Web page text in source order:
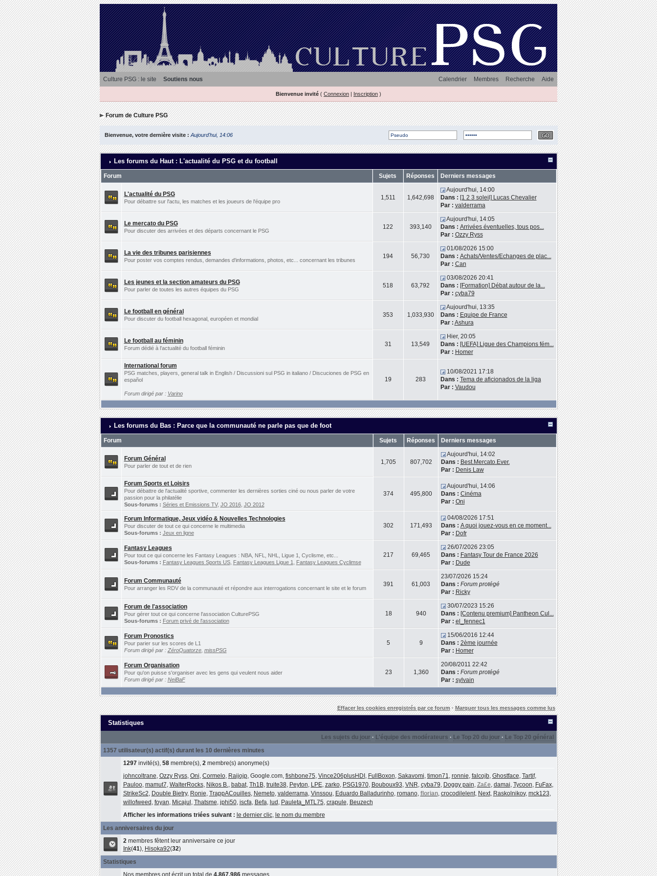
Culture PSG : le site Soutiens nous Aide
Recherche
Membres
Calendrier
Bienvenue invité ( Connexion | Inscription )
Forum de Culture PSG
Bienvenue, votre dernière visite : Aujourd'hui, 14:06
Les forums du Haut : L'actualité du PSG et du football
Forum Sujets Réponses Derniers messages
L'actualité du PSG
Pour débattre sur l'actu, les matches et les joueurs de l'équipe pro
1,511 1,642,698
Aujourd'hui, 14:00
Dans : [1 2 3 soleil] Lucas Chevalier
Par : valderrama
Le mercato du PSG
Pour discuter des arrivées et des départs concernant le PSG
122 393,140
Aujourd'hui, 14:05
Dans : Arrivées éventuelles, tous pos...
Par : Ozzy Ryss
La vie des tribunes parisiennes
Pour poster vos comptes rendus, demandes d'informations, photos, etc... concernant les tribunes
194 56,730
01/08/2026 15:00
Dans : Achats/Ventes/Echanges de plac...
Par : Can
Les jeunes et la section amateurs du PSG
Pour parler de toutes les autres équipes du PSG
518 63,792
03/08/2026 20:41
Dans : [Formation] Débat autour de la...
Par : cyba79
Le football en général
Pour discuter du football hexagonal, européen et mondial
353 1,033,930
Aujourd'hui, 13:35
Dans : Equipe de France
Par : Ashura
Le football au féminin
Forum dédié à l'actualité du football féminin
31 13,549
Hier, 20:05
Dans : [UEFA] Ligue des Champions fém...
Par : Homer
International forum
PSG matches, players, general talk in English / Discussioni sul PSG in italiano / Discuciones de PSG en
español
Forum dirigé par : Varino
19 283
10/08/2021 17:18
Dans : Tema de aficionados de la liga
Par : Vaudou
Les forums du Bas : Parce que la communauté ne parle pas que de foot
Forum Sujets Réponses Derniers messages
Forum Général
Pour parler de tout et de rien
1,705 807,702
Aujourd'hui, 14:02
Dans : Best.Mercato.Ever.
Par : Denis Law
Forum Sports et Loisirs
Pour débattre de l'actualité sportive, commenter les dernières sorties ciné ou nous parler de votre
passion pour la philatélie
Sous-forums : Séries et Emissions TV, JO 2016, JO 2012
374 495,800
Aujourd'hui, 14:06
Dans : Cinéma
Par : Oni
Forum Informatique, Jeux vidéo & Nouvelles Technologies
Pour discuter de tout ce qui concerne le multimedia
Sous-forums : Jeux en ligne
302 171,493
04/08/2026 17:51
Dans : A quoi jouez-vous en ce moment...
Par : Dofr
Fantasy Leagues
Pour tout ce qui concerne les Fantasy Leagues : NBA, NFL, NHL, Ligue 1, Cyclisme, etc...
Sous-forums : Fantasy Leagues Sports US, Fantasy Leagues Ligue 1 Fantasy Leagues Cyclimse
217 69,465
26/07/2026 23:05
Dans : Fantasy Tour de France 2026
Par : Dude
Forum Communauté
Pour arranger les RDV de la communauté et répondre aux interrogations concernant le site et le forum
391 61,003
23/07/2026 15:24
Dans : Forum protégé
Par : Ricky
Forum de l'association
Pour gérer tout ce qui concerne l'association CulturePSG
Sous-forums : Forum privé de l'association
18 940
30/07/2023 15:26
Dans : [Contenu premium] Pantheon Cul...
Par : el_fennec1
Forum Pronostics
Pour parier sur les scores de L1
Forum dirigé par : ZéroQuatorze, missPSG
5 9
15/06/2016 12:44
Dans : 2ème journée
Par : Homer
Forum Organisation
Pour qu'on puisse s'organiser avec les gens qui veulent nous aider
Forum dirigé par : NeiBaF
23 1,360
20/08/2011 22:42
Dans : Forum protégé
Par : sylvain
Effacer les cookies enregistrés par ce forum·Marquer tous les messages comme lus
Statistiques
Les sujets du jour · L'équipe des modérateurs · Le Top 20 du jour · Le Top 20 général
1357 utilisateur(s) actif(s) durant les 10 dernières minutes
1297invité(s), 58membre(s), 2membre(s) anonyme(s)
johncoltrane, Ozzy Ryss, Oni, Cormelo, Raijojp, Google.com, fishbone75, Vince206plusHDI , FullBoxon, Sakavomi, timon71, ronnie, falcojb, Ghostface, Tartif,
Pauloo, mamut7, WalterRocks, Nikos B., babat, Th1B, truite38, Peyton, LPE, zarko, PSG1970, Bouboux93, VNR, cyba79, Doggy pain, Za£e, damai, Tycoon, FuFax,
StrikeSc2, Double Bietry, Ronie, TrappACouilles, Nemeto, valderrama, Vinssou, Eduardo Balladurinho, romano, florian, crocodilelent, Next, Raskolnikov, mck123,
willofweed , foyan, Micajul , Thatsme, jphi50, iscfa, Befa, lud , Pauleta_MTL75, crapule, Beuzech
Afficher les informations triées suivant : le dernier clic, le nom du membre
Les anniversaires du jour
2membres fêtent leur anniversaire ce jour
Ink(41), Hisoka92(32)
Statistiques
Nos membres ont écrit un total de 4,867,986messages